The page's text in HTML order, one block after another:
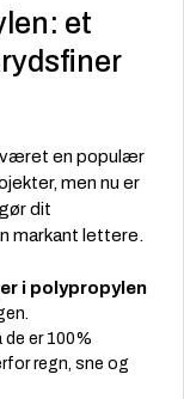
et
været en populær
men nu er
dit
markant lettere.
i polypropylen
de er 100%
regn, sne og